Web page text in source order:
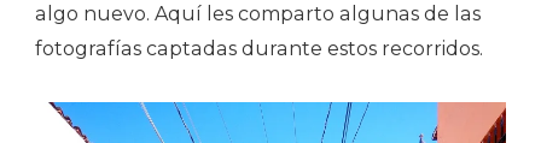
algo nuevo. Aquí les comparto algunas de las
fotografías captadas durante estos recorridos.